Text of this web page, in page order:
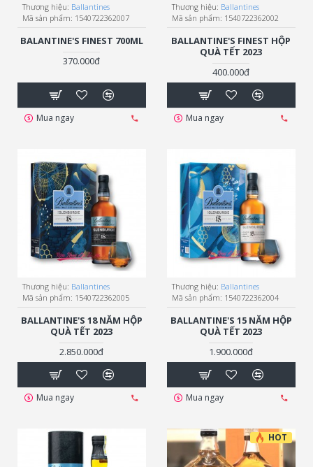
Thương hiệu: Ballantines
Mã sản phẩm: 1540722362007
BALANTINE'S FINEST 700ML
370.000đ
Mua ngay
Thương hiệu: Ballantines
Mã sản phẩm: 1540722362002
BALLANTINE'S FINEST HỘP
QUÀ TẾT 2023
400.000đ
Mua ngay
Thương hiệu: Ballantines
Mã sản phẩm: 1540722362005
BALLANTINE'S 18 NĂM HỘP
QUÀ TẾT 2023
2.850.000đ
Mua ngay
Thương hiệu: Ballantines
Mã sản phẩm: 1540722362004
BALLANTINE'S 15 NĂM HỘP
QUÀ TẾT 2023
1.900.000đ
Mua ngay
HOT